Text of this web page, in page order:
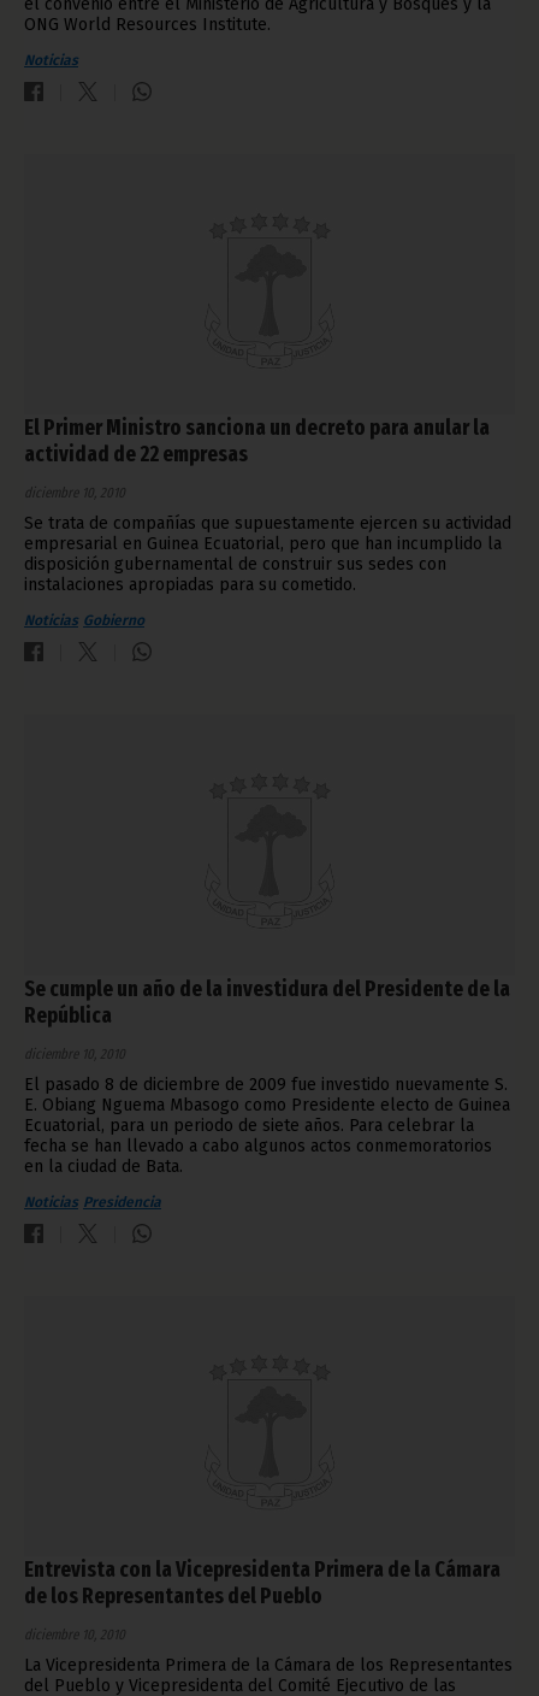
el convenio entre el Ministerio de Agricultura y Bosques y la
ONG World Resources Institute.
Noticias
El Primer Ministro sanciona un decreto para anular la
actividad de 22 empresas
diciembre 10, 2010
Se trata de compañías que supuestamente ejercen su actividad
empresarial en Guinea Ecuatorial, pero que han incumplido la
disposición gubernamental de construir sus sedes con
instalaciones apropiadas para su cometido.
Noticias Gobierno
Se cumple un año de la investidura del Presidente de la
República
diciembre 10, 2010
El pasado 8 de diciembre de 2009 fue investido nuevamente S.
E. Obiang Nguema Mbasogo como Presidente electo de Guinea
Ecuatorial, para un periodo de siete años. Para celebrar la
fecha se han llevado a cabo algunos actos conmemoratorios
en la ciudad de Bata.
Noticias Presidencia
Entrevista con la Vicepresidenta Primera de la Cámara
de los Representantes del Pueblo
diciembre 10, 2010
La Vicepresidenta Primera de la Cámara de los Representantes
del Pueblo y Vicepresidenta del Comité Ejecutivo de las